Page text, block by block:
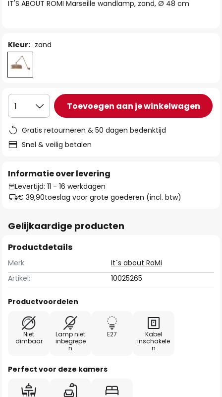
IT'S ABOUT ROMI Marseille wandlamp, zand, Ø 48 cm
Kleur: zand
1 Toevoegen aan je winkelwagen
Gratis retourneren & 50 dagen bedenktijd
Snel & veilig betalen
Informatie over levering
Levertijd: 11 - 16 werkdagen
€ 39,90toeslag voor grote goederen (incl. btw)
Gelijkaardige producten
Productdetails
Merk
It´s about RoMi
Artikel:
10025265
Productvoordelen
Niet
dimbaar
Lamp niet
inbegrepe
n
E27
Kabel
inschakele
n
Perfect voor deze kamers